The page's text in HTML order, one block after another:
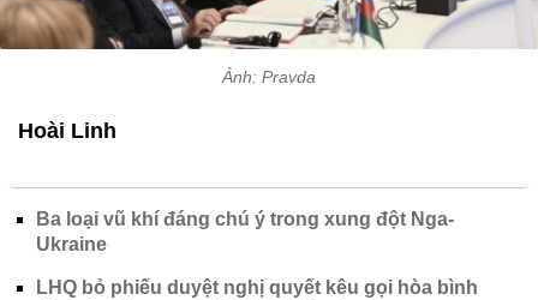
Ảnh: Pravda
Hoài Linh
Ba loại vũ khí đáng chú ý trong xung đột Nga-
Ukraine
LHQ bỏ phiếu duyệt nghị quyết kêu gọi hòa bình